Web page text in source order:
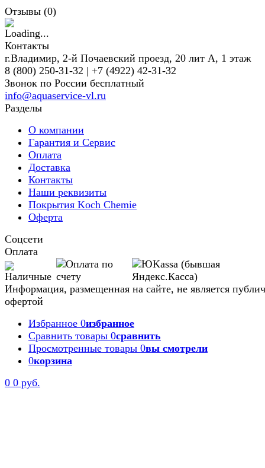
Отзывы (0)
Контакты
г.Владимир, 2-й Почаевский проезд, 20 лит А, 1 этаж
8 (800) 250-31-32 | +7 (4922) 42-31-32
Звонок по России бесплатный
info@aquaservice-vl.ru
Разделы
О компании
Гарантия и Сервис
Оплата
Доставка
Контакты
Наши реквизиты
Покрытия Koch Chemie
Оферта
Соцсети
Оплата
Информация, размещенная на сайте, не является
офертой
Избранное 0избранное
Сравнить товары 0сравнить
Просмотренные товары 0вы смотрели
0корзина
0 0 руб.Задать вопрос